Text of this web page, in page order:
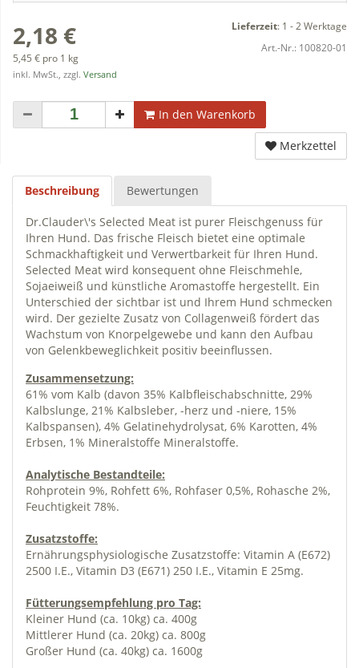
2,18 €
5,45 € pro 1 kg
inkl. MwSt., zzgl. Versand
Lieferzeit: 1 - 2 Werktage
Art.-Nr.: 100820-01
In den Warenkorb
Merkzettel
Beschreibung Bewertungen
Dr.Clauder\'s Selected Meat ist purer Fleischgenuss für
Ihren Hund. Das frische Fleisch bietet eine optimale
Schmackhaftigkeit und Verwertbarkeit für Ihren Hund.
Selected Meat wird konsequent ohne Fleischmehle,
Sojaeiweiß und künstliche Aromastoffe hergestellt. Ein
Unterschied der sichtbar ist und Ihrem Hund schmecken
wird. Der gezielte Zusatz von Collagenweiß fördert das
Wachstum von Knorpelgewebe und kann den Aufbau
von Gelenkbeweglichkeit positiv beeinflussen.
Zusammensetzung:
61% vom Kalb (davon 35% Kalbfleischabschnitte, 29%
Kalbslunge, 21% Kalbsleber, -herz und -niere, 15%
Kalbspansen), 4% Gelatinehydrolysat, 6% Karotten, 4%
Erbsen, 1% Mineralstoffe Mineralstoffe.
Analytische Bestandteile:
Rohprotein 9%, Rohfett 6%, Rohfaser 0,5%, Rohasche 2%,
Feuchtigkeit 78%.
Zusatzstoffe:
Ernährungsphysiologische Zusatzstoffe: Vitamin A (E672)
2500 I.E., Vitamin D3 (E671) 250 I.E., Vitamin E 25mg.
Fütterungsempfehlung pro Tag:
Kleiner Hund (ca. 10kg) ca. 400g
Mittlerer Hund (ca. 20kg) ca. 800g
Großer Hund (ca. 40kg) ca. 1600g